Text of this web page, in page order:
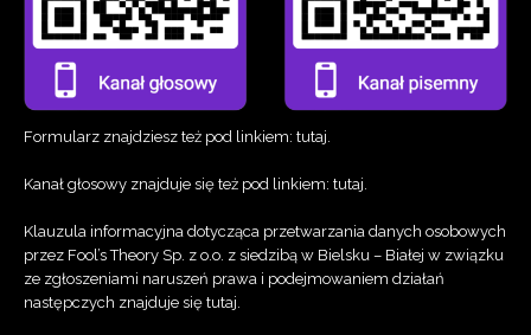
Formularz znajdziesz też pod linkiem: tutaj.
Kanał głosowy znajduje się też pod linkiem: tutaj.
Klauzula informacyjna dotycząca przetwarzania danych osobowych
przez Fool’s Theory Sp. z o.o. z siedzibą w Bielsku – Białej w związku
ze zgłoszeniami naruszeń prawa i podejmowaniem działań
następczych znajduje się tutaj.